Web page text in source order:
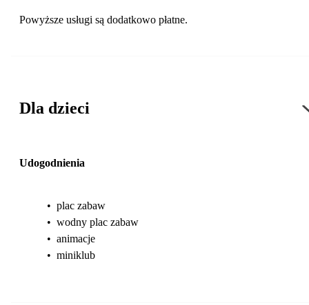
Powyższe usługi są dodatkowo płatne.
Dla dzieci
Udogodnienia
• plac zabaw
• wodny plac zabaw
• animacje
• miniklub